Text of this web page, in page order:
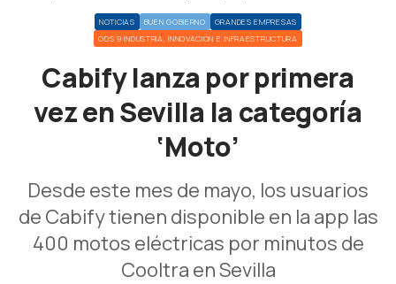
NOTICIAS BUEN GOBIERNO
GRANDES EMPRESAS
ODS 9 INDUSTRIA, INNOVACIÓN E INFRAESTRUCTURA
Cabify lanza por primera
vez en Sevilla la categoría
‘Moto’
Desde este mes de mayo, los usuarios
de Cabify tienen disponible en la app las
400 motos eléctricas por minutos de
Cooltra en Sevilla